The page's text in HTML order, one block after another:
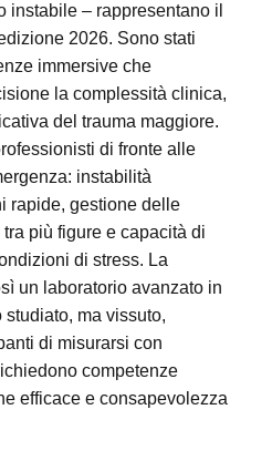
instabile – rappresentano il
2026. Sono stati
immersive che
la complessità clinica,
del trauma maggiore.
di fronte alle
instabilità
rapide, gestione delle
più figure e capacità di
di stress. La
un laboratorio avanzato in
ma vissuto,
di misurarsi con
competenze
efficace e consapevolezza